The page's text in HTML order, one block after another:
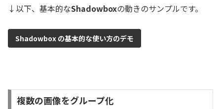
↓以下、基本的なShadowboxの動きのサンプルです。
Shadowbox の基本的な使い方のデモ
複数の画像をグループ化